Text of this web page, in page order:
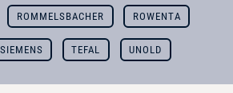
ROMMELSBACHER ROWENTA
SIEMENS TEFAL UNOLD